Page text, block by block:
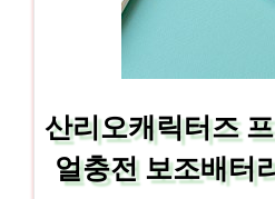
산리오캐릭터즈
얼충전 보조배